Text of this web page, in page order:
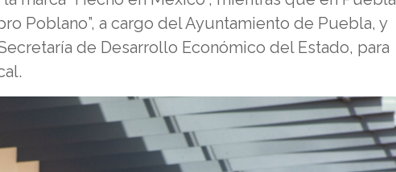
Poblano”, a cargo del Ayuntamiento de Puebla, y
de Desarrollo Económico del Estado, para